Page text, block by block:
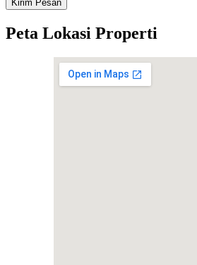
Peta Lokasi Properti